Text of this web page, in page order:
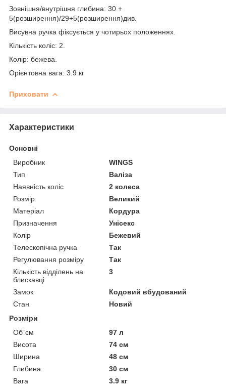
Зовнішня/внутрішня глибина: 30 +
5(розширення)/29+5(розширення)див.
Висувна ручка фіксується у чотирьох положеннях.
Кількість коліс: 2.
Колір: бежева.
Орієнтовна вага: 3.9 кг
Приховати
Характеристики
Основні
Виробник
WINGS
Тип
Валіза
Наявність коліс
2 колеса
Розмір
Великий
Матеріал
Кордура
Призначення
Унісекс
Колір
Бежевий
Телескопічна ручка
Так
Регулювання розміру
Так
Кількість відділень на
блискавці
3
Замок
Кодовий вбудований
Стан
Новий
Розміри
Об`єм
97 л
Висота
74 см
Ширина
48 см
Глибина
30 см
Вага
3.9 кг